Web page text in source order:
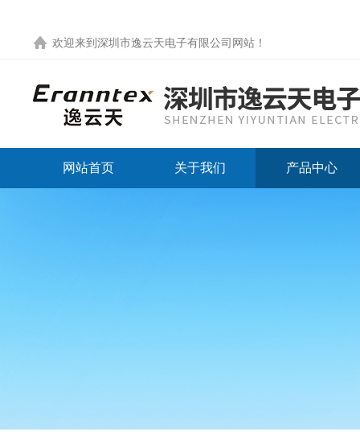
欢迎来到 深圳市逸云天电子有限公司网站 ！
网站首页 关于我们 产品中心